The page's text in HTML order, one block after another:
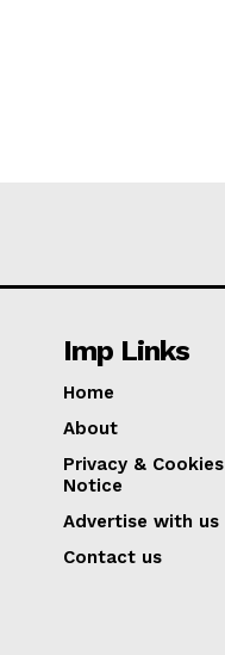
Imp Links
Home
About
Privacy & Cookies
Notice
Advertise with us
Contact us